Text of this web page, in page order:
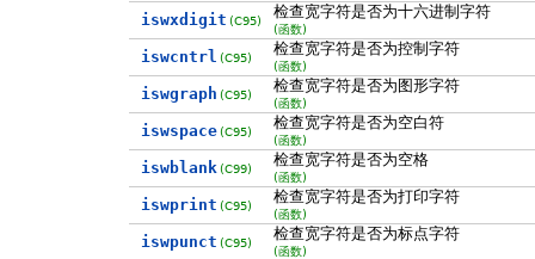
iswxdigit (C95) 检查宽字符是否为十六进制字符
(函数)
iswcntrl (C95) 检查宽字符是否为控制字符
(函数)
iswgraph (C95) 检查宽字符是否为图形字符
(函数)
iswspace (C95) 检查宽字符是否为空白符
(函数)
iswblank (C99) 检查宽字符是否为空格
(函数)
iswprint (C95) 检查宽字符是否为打印字符
(函数)
iswpunct (C95) 检查宽字符是否为标点字符
(函数)